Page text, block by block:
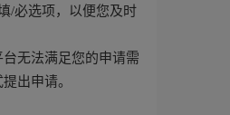
/必选项，以便您及时
台无法满足您的申请需
出申请。